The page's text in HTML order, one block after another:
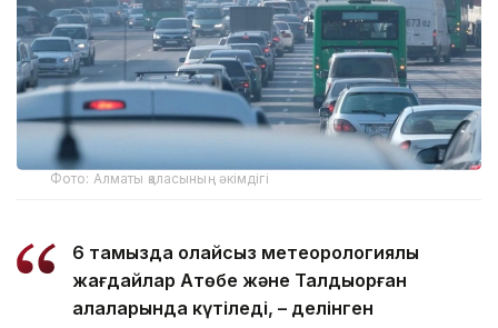
Фото: Алматы қаласының әкімдігі
6 тамызда қолайсыз метеорологиялық
жағдайлар Ақтөбе және Талдықорған
қалаларында күтіледі, – делінген